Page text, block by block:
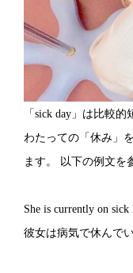
「sick day」は比較
わたっての「休み」
ます。 以下の例文を
She is currently on
彼女は病気で休んで